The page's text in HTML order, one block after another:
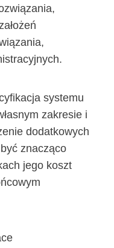
systemu
zakresie i
dodatkowych
znacząco
jego koszt